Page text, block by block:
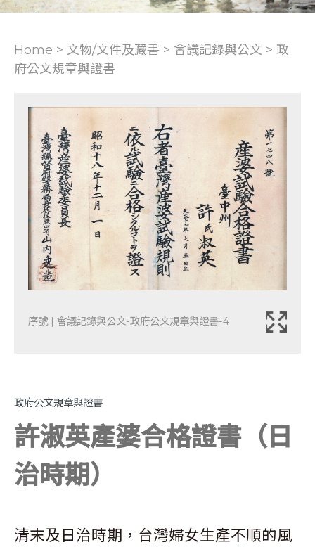
Home > 文物/文件及藏書 > 會議記錄與公文 > 政
府公文規章與證書
序號 | 會議記錄與公文-政府公文規章與證書-4
政府公文規章與證書
許淑英產婆合格證書（日
治時期）
清末及日治時期，台灣婦女生產不順的風